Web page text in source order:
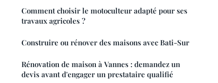
Comment choisir le motoculteur adapté pour ses
travaux agricoles ?
Construire ou rénover des maisons avec Bati-Sur
Rénovation de maison à Vannes : demandez un
devis avant d'engager un prestataire qualifié